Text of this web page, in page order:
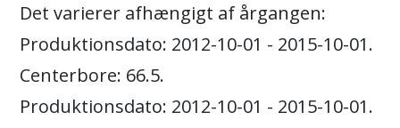
Det varierer afhængigt af årgangen:
Produktionsdato: 2012-10-01 - 2015-10-01.
Centerbore: 66.5.
Produktionsdato: 2012-10-01 - 2015-10-01.